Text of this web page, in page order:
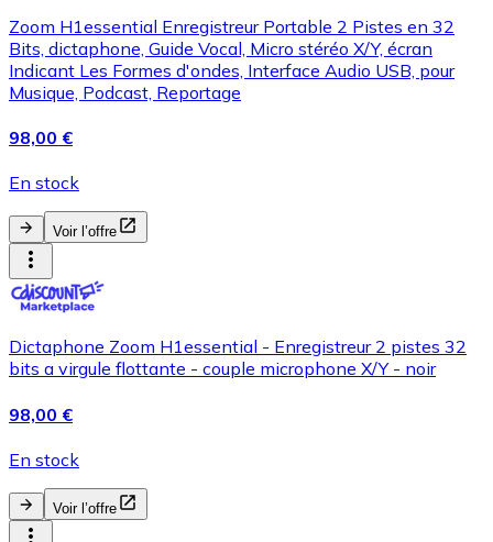
Zoom H1essential Enregistreur Portable 2 Pistes en 32
Bits, dictaphone, Guide Vocal, Micro stéréo X/Y, écran
Indicant Les Formes d'ondes, Interface Audio USB, pour
Musique, Podcast, Reportage
98,00 €
En stock
Voir l’offre
Dictaphone Zoom H1essential - Enregistreur 2 pistes 32
bits a virgule flottante - couple microphone X/Y - noir
98,00 €
En stock
Voir l’offre